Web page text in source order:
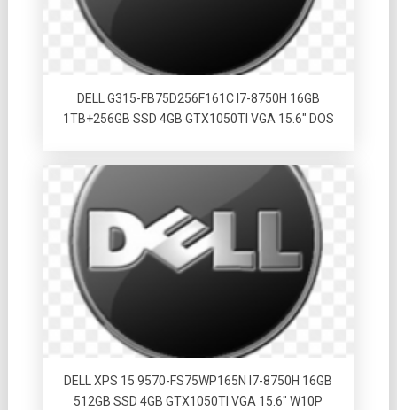
DELL G315-FB75D256F161C I7-8750H 16GB
1TB+256GB SSD 4GB GTX1050TI VGA 15.6″ DOS
DELL XPS 15 9570-FS75WP165N I7-8750H 16GB
512GB SSD 4GB GTX1050TI VGA 15.6″ W10P